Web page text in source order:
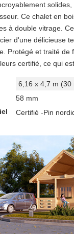
Ce chalet en
à double vitrage.
d'une délicieuse
Protégé et traité de
certifié, ce qui
6,16 x 4,7 m (30
58 mm
Certifié -Pin